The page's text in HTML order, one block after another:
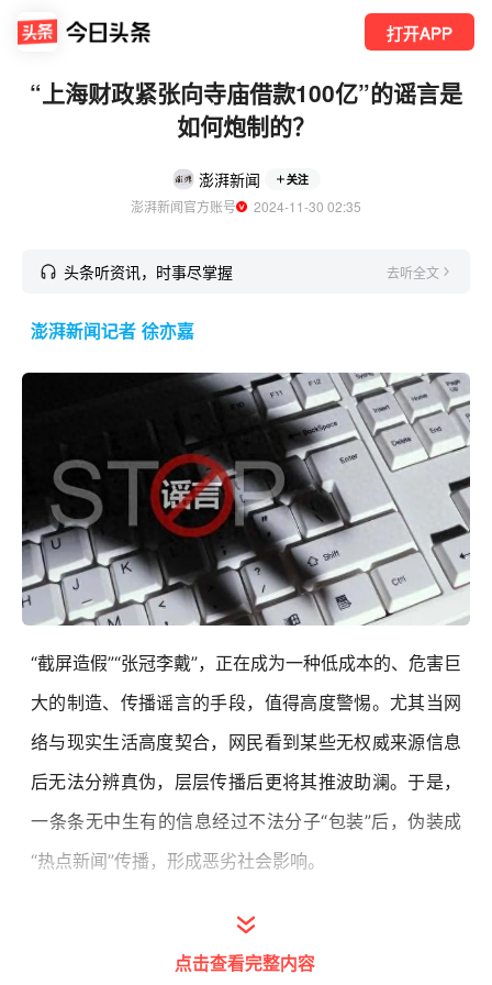
打开APP
“上海财政紧张向寺庙借款100亿”的谣言是
如何炮制的？
澎湃新闻 关注
澎湃新闻官方账号
  2024-11-30 02:35
头条听资讯，时事尽掌握 去听全文
澎湃新闻记者 徐亦嘉
“截屏造假”“张冠李戴”，正在成为一种低成本的、危害巨
大的制造、传播谣言的手段，值得高度警惕。尤其当网
络与现实生活高度契合，网民看到某些无权威来源信息
后无法分辨真伪，层层传播后更将其推波助澜。于是，
一条条无中生有的信息经过不法分子“包装”后，伪装成
“热点新闻”传播，形成恶劣社会影响。
近年来，上海公安机关和市委网信办协同联动、综合施
策，形成“工作发现—通报核实—辟谣打击”的网络谣言
点击查看完整内容